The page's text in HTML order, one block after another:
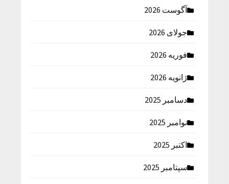
آگوست 2026
جولای 2026
فوریه 2026
ژانویه 2026
دسامبر 2025
نوامبر 2025
اکتبر 2025
سپتامبر 2025